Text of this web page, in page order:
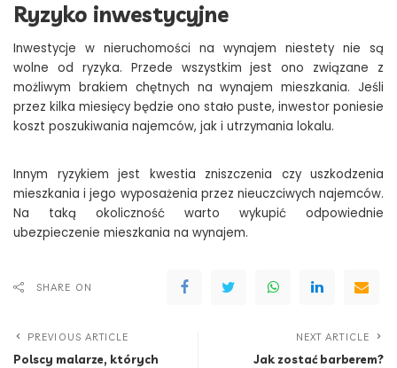
Ryzyko inwestycyjne
Inwestycje w nieruchomości na wynajem niestety nie są
wolne od ryzyka. Przede wszystkim jest ono związane z
możliwym brakiem chętnych na wynajem mieszkania. Jeśli
przez kilka miesięcy będzie ono stało puste, inwestor poniesie
koszt poszukiwania najemców, jak i utrzymania lokalu.
Innym ryzykiem jest kwestia zniszczenia czy uszkodzenia
mieszkania i jego wyposażenia przez nieuczciwych najemców.
Na taką okoliczność warto wykupić odpowiednie
ubezpieczenie mieszkania na wynajem.
SHARE ON
PREVIOUS ARTICLE
Polscy malarze, których
NEXT ARTICLE
Jak zostać barberem?